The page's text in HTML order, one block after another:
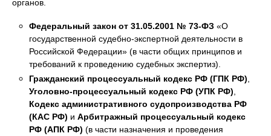
органов.
Федеральный закон от 31.05.2001 № 73-ФЗ «О
государственной судебно-экспертной деятельности в
Российской Федерации» (в части общих принципов и
требований к проведению судебных экспертиз).
Гражданский процессуальный кодекс РФ (ГПК РФ),
Уголовно-процессуальный кодекс РФ (УПК РФ),
Кодекс административного судопроизводства РФ
(КАС РФ) и Арбитражный процессуальный кодекс
РФ (АПК РФ) (в части назначения и проведения